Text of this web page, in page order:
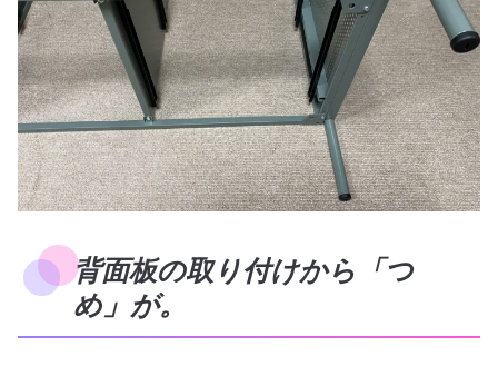
背面板の取り付けから「つ
め」が。